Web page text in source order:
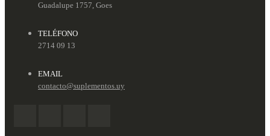
Guadalupe 1757, Goes
TELÉFONO
2714 09 13
EMAIL
contacto@suplementos.uy